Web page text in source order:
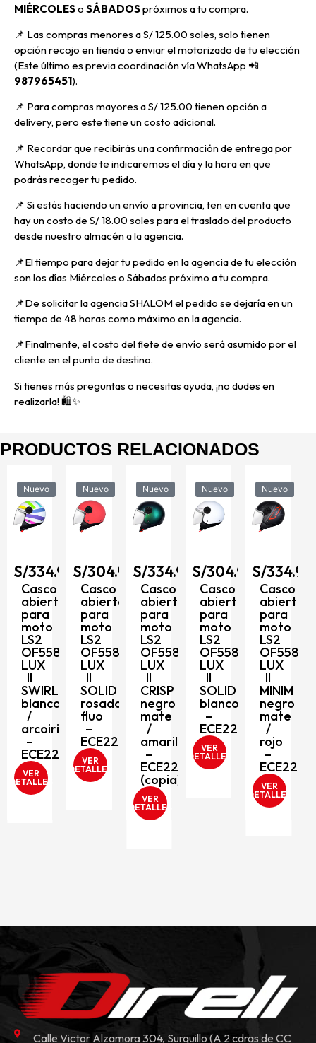
MIÉRCOLESo SÁBADOSpróximos a tu compra.
📌 Las compras menores a S/ 125.00 soles, solo tienen
opción recojo en tienda o enviar el motorizado de tu elección
(Este último es previa coordinación vía WhatsApp 📲
987965451).
📌 Para compras mayores a S/ 125.00 tienen opción a
delivery, pero este tiene un costo adicional.
📌 Recordar que recibirás una confirmación de entrega por
WhatsApp, donde te indicaremos el día y la hora en que
podrás recoger tu pedido.
📌 Si estás haciendo un envío a provincia, ten en cuenta que
hay un costo de S/ 18.00 soles para el traslado del producto
desde nuestro almacén a la agencia.
📌El tiempo para dejar tu pedido en la agencia de tu elección
son los días Miércoles o Sábados próximo a tu compra.
📌De solicitar la agencia SHALOM el pedido se dejaría en un
tiempo de 48 horas como máximo en la agencia.
📌Finalmente, el costo del flete de envío será asumido por el
cliente en el punto de destino.
Si tienes más preguntas o necesitas ayuda, ¡no dudes en
realizarla! 🛍️✨
PRODUCTOS RELACIONADOS
Nuevo
S/334.90
Casco
abierto
para
moto
LS2
OF558
LUX
II
SWIRL
blanco
/
arcoiris
–
ECE2206
VER
DETALLES
Nuevo
S/304.90
Casco
abierto
para
moto
LS2
OF558
LUX
II
SOLID
rosado
fluo
–
ECE2206
VER
DETALLES
Nuevo
S/334.90
Casco
abierto
para
moto
LS2
OF558
LUX
II
CRISP
negro
mate
/
amarillo
–
ECE2206
(copia)
VER
DETALLES
Nuevo
S/304.90
Casco
abierto
para
moto
LS2
OF558
LUX
II
SOLID
blanco
–
ECE2206
VER
DETALLES
Nuevo
S/334.90
Casco
abierto
para
moto
LS2
OF558
LUX
II
MINIM
negro
mate
/
rojo
–
ECE2206
VER
DETALLES
Calle Victor Alzamora 304, Surquillo (A 2 cdras de CC